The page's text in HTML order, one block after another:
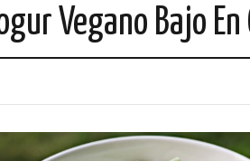
Vegano Bajo En